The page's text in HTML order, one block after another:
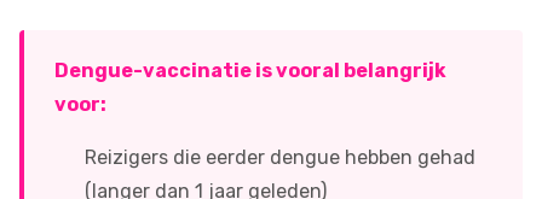
Dengue-vaccinatie is vooral belangrijk
voor:
Reizigers die eerder dengue hebben gehad
(langer dan 1 jaar geleden)